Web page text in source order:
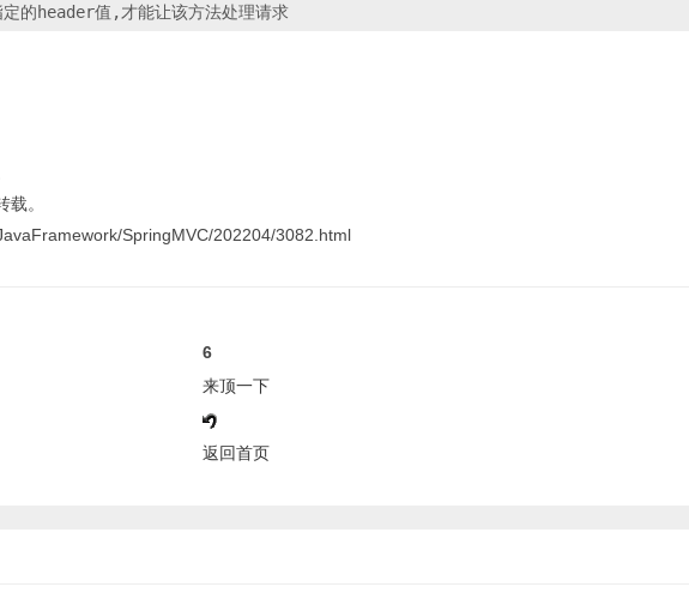
。
SpringMVC/202204/3082.html
6
来顶一下
返回首页